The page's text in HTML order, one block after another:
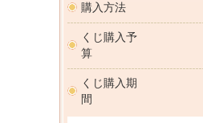
購入方法
くじ購入予
算
くじ購入期
間